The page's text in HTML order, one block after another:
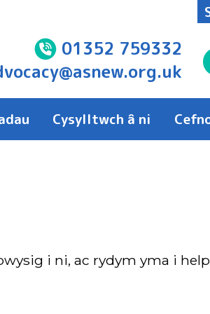
01352 759332
Cysylltwch â ni
i ni, ac rydym yma i